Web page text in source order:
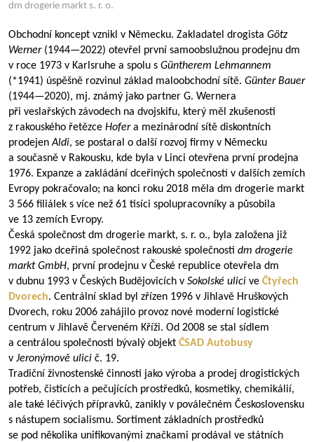
dm drogerie markt s. r. o.
Obchodní koncept vznikl v Německu. Zakladatel drogista Götz
Werner(1944—2022) otevřel první samoobslužnou prodejnu dm
v roce 1973 v Karlsruhe a spolu s Güntherem Lehmannem
(*1941) úspěšně rozvinul základ maloobchodní sítě. Günter Bauer
(1944—2020), mj. známý jako partner G. Wernera
při veslařských závodech na dvojskifu, který měl zkušenosti
z rakouského řetězce Hofera mezinárodní sítě diskontních
prodejenAldi, se postaral o další rozvoj firmy v Německu
a současně v Rakousku, kde byla v Linci otevřena první prodejna
1976. Expanze a zakládání dceřiných společností v dalších zemích
Evropy pokračovalo; na konci roku 2018 měla dm drogerie markt
3 566 filiálek s více než 61 tisíci spolupracovníky a působila
ve 13 zemích Evropy.
Česká společnost dm drogerie markt, s. r. o., byla založena již
1992 jako dceřiná společnost rakouské společnosti dm drogerie
markt GmbH, první prodejnu v České republice otevřela dm
v dubnu 1993 v Českých Budějovicích v Sokolské ulici ve Čtyřech
Dvorech. Centrální sklad byl zřízen 1996 v Jihlavě Hruškových
Dvorech, roku 2006 zahájilo provoz nové moderní logistické
centrum v Jihlavě Červeném Kříži. Od 2008 se stal sídlem
a centrálou společnosti bývalý objekt ČSAD Autobusy
v Jeronýmově ulici č. 19.
Tradiční živnostenské činnosti jako výroba a prodej drogistických
potřeb, čisticích a pečujících prostředků, kosmetiky, chemikálií,
ale také léčivých přípravků, zanikly v poválečném Československu
s nástupem socialismu. Sortiment základních prostředků
se pod několika unifikovanými značkami prodával ve státních